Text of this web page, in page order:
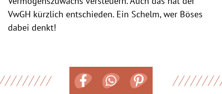
VwGH kürzlich entschieden. Ein Schelm, wer Böses
dabei denkt!